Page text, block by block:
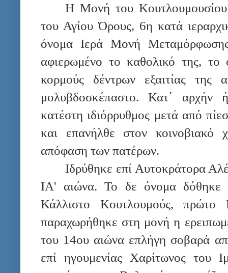
Η Μονή του Κουτλουμουσίου
του Αγίου Όρους, 6η κατά
όνομα Ιερά Μονή
αφιερωμένο το καθολικό της, το
κορμούς δέντρων εξαιτίας της
μολυβδοσκέπαστο. Κατ΄ αρχήν
κατέστη ιδιόρρυθμος μετά από
και επανήλθε στον
απόφαση των πατέρων.
Ιδρύθηκε επί Αυτοκράτορα
ΙΑ' αιώνα. Το δε όνομα δόθηκε
Κάλλιστο Κουτλουμούς,
παραχωρήθηκε στη μονή η
του 14ου αιώνα επλήγη σοβαρά
επί ηγουμενίας Χαρίτωνος του